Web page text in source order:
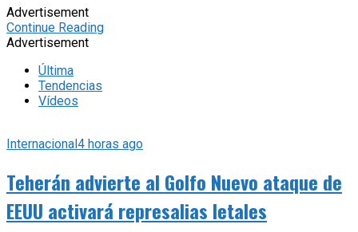
Advertisement
Continue Reading
Advertisement
Última
Tendencias
Vídeos
Internacional 4 horas ago
Teherán advierte al Golfo Nuevo ataque de
EEUU activará represalias letales